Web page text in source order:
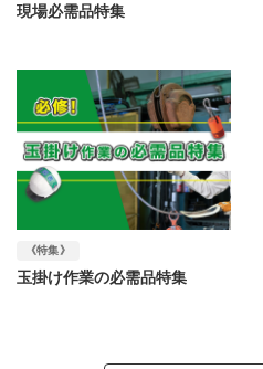
現場必需品特集
《特集》
玉掛け作業の必需品特集